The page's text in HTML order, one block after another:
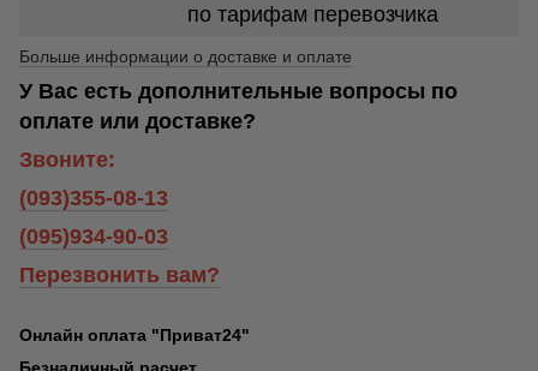
по тарифам перевозчика
Больше информации о доставке и оплате
У Вас есть дополнительные вопросы по
оплате или доставке?
Звоните:
(093)355-08-13
(095)934-90-03
Перезвонить вам?
Онлайн оплата "Приват24"
Безналичный расчет